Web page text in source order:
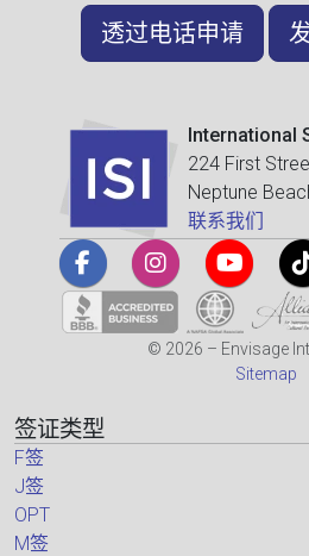
透过电话申请
International
224 First
Neptune
联系我们
© 2026 – Envisage
Sitemap
签证类型
F签
J签
OPT
M签